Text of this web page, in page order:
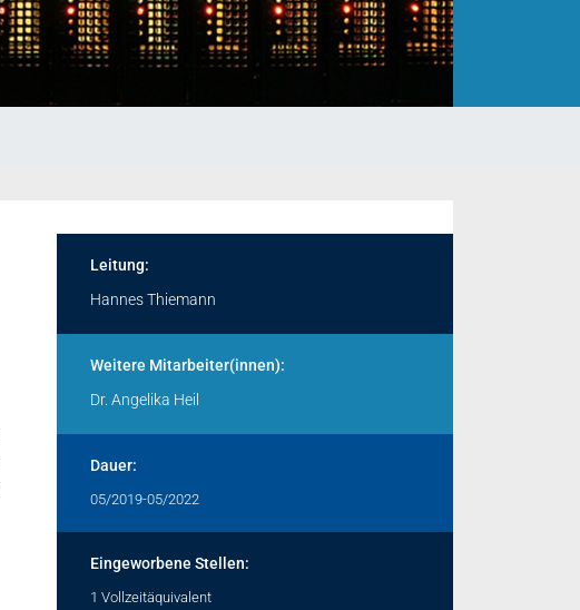
Leitung:
Hannes Thiemann
Weitere Mitarbeiter(innen):
Dr. Angelika Heil
Dauer:
05/2019-05/2022
Eingeworbene Stellen:
1 Vollzeitäquivalent